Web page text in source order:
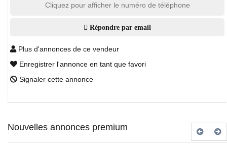
Cliquez pour afficher le numéro de téléphone
Répondre par email
Plus d'annonces de ce vendeur
Enregistrer l'annonce en tant que favori
Signaler cette annonce
Nouvelles annonces premium